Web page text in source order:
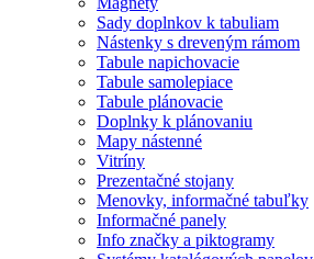
Sady doplnkov k tabuliam
Nástenky s dreveným rámom
Tabule napichovacie
Tabule samolepiace
Tabule plánovacie
Doplnky k plánovaniu
Mapy nástenné
Vitríny
Prezentačné stojany
Menovky, informačné tabuľky
Informačné panely
Info značky a piktogramy